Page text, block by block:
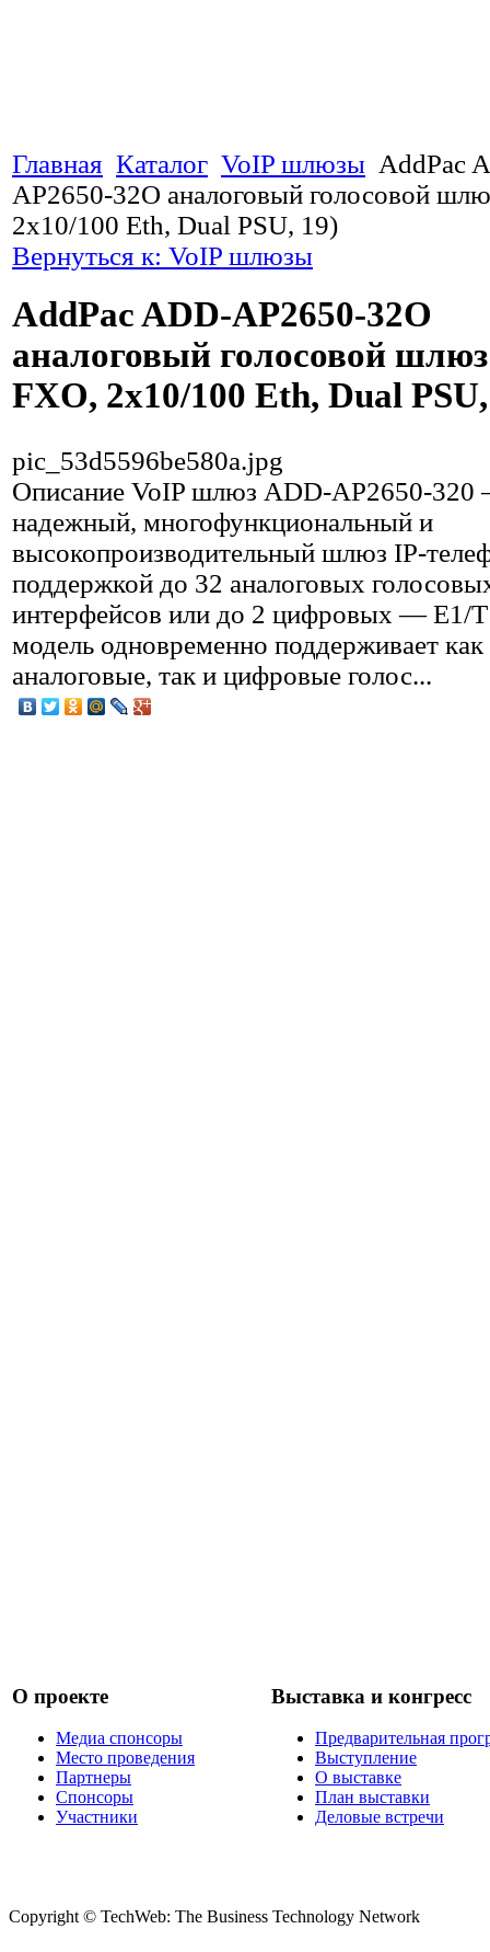
Главная Каталог VoIP шлюзы AddPac
AP2650-32O аналоговый голосовой
2x10/100 Eth, Dual PSU, 19)
Вернуться к: VoIP шлюзы
AddPac ADD-AP2650-32O
аналоговый голосовой
FXO, 2x10/100 Eth, Dual
pic_53d5596be580a.jpg
Описание VoIP шлюз ADD-AP2650-
надежный, многофункциональный и
высокопроизводительный шлюз IP-
поддержкой до 32 аналоговых
интерфейсов или до 2 цифровых — E1/
модель одновременно поддерживает как
аналоговые, так и цифровые голос...
О проекте
Медиа спонсоры
Место проведения
Партнеры
Спонсоры
Участники
Выставка и конгресс
Предварительная
Выступление
О выставке
План выставки
Деловые встречи
Copyright © TechWeb: The Business Technology Network